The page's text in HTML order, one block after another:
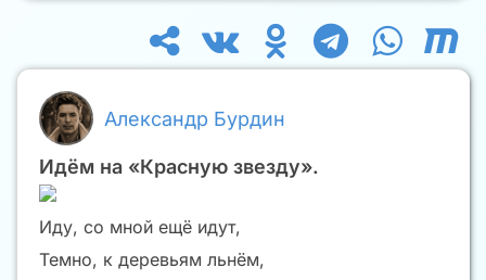
Александр Бурдин
Идём на «Красную звезду».
Иду, со мной ещё идут,
Темно, к деревьям льнём,